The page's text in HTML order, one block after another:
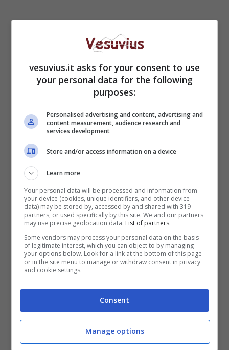
Sanremo, Amadeus su
Fiorello: “Qualsiasi cosa
lui faccia, lo so una
settimana prima”
Nel corso della sua intervistaAmadeusha
anche ripercorso il rapporto con
il conduttore ha rivelato ai microfoni: “Fiorello lo
vesuvius.it asks for your consent to use
your personal data for the following
purposes:
Personalised advertising and content, advertising and
content measurement, audience research and
services development
Store and/or access information on a device
Learn more
Your personal data will be processed and information from
your device (cookies, unique identifiers, and other device
data) may be stored by, accessed by and shared with 319
partners, or used specifically by this site. We and our partners
may use precise geolocation data. List of partners.
Some vendors may process your personal data on the basis
of legitimate interest, which you can object to by managing
your options below. Look for a link at the bottom of this page
or in the site menu to manage or withdraw consent in privacy
and cookie settings.
Consent
Manage options